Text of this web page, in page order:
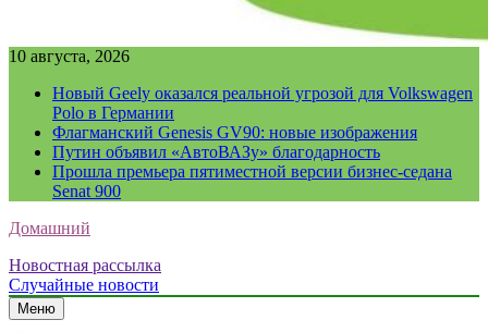
10 августа, 2026
Новый Geely оказался реальной угрозой для Volkswagen
Polo в Германии
Флагманский Genesis GV90: новые изображения
Путин объявил «АвтоВАЗу» благодарность
Прошла премьера пятиместной версии бизнес-седана
Senat 900
Домашний
Новостная рассылка
Случайные новости
Меню